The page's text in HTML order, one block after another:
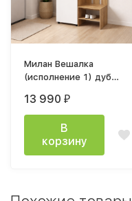
Милан Вешалка
(исполнение 1) дуб
матовый
13 990 ₽
В
корзину